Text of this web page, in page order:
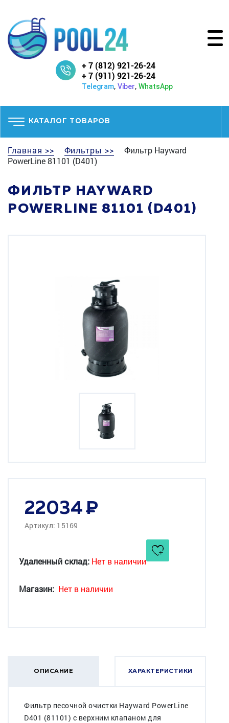
+ 7 (812) 921-26-24
+ 7 (911) 921-26-24
Telegram, Viber, WhatsApp
КАТАЛОГ ТОВАРОВ
Главная >> Фильтры >>
Фильтр Hayward
PowerLine 81101 (D401)
ФИЛЬТР HAYWARD
POWERLINE 81101 (D401)
22034
Артикул: 15169
Удаленный склад: Нет в наличии
Магазин: Нет в наличии
ОПИСАНИЕ ХАРАКТЕРИСТИКИ
Фильтр песочной очистки Hayward PowerLine
D401 (81101) с верхним клапаном для